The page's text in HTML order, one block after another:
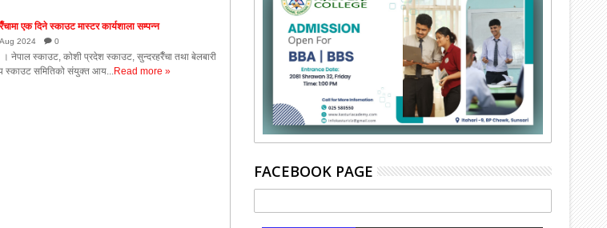
एक दिने स्काउट मास्टर कार्यशाला सम्पन्न
Aug 2024 0
। नेपाल स्काउट, कोशी प्रदेश स्काउट, सुन्दरहरैँचा तथा बेलबारी
स्काउट समितिको संयुक्त आय... Read more »
FACEBOOK PAGE